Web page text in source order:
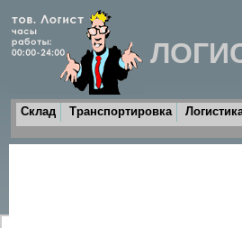
Склад Транспортировка